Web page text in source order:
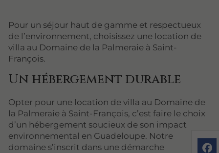
Pour un séjour haut de gamme et respectueux
de l’environnement, choisissez une location de
villa au Domaine de la Palmeraie à Saint-
François.
Un hébergement durable
Opter pour une location de villa au Domaine de
la Palmeraie à Saint-François, c’est faire le choix
d’un hébergement soucieux de son impact
environnemental en Guadeloupe. Notre
domaine s’inscrit dans une démarche